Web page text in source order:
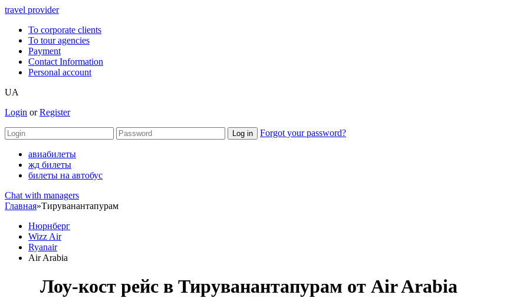
travel provider
To corporate clients
To tour agencies
Payment
Contact Information
Personal account
UA
Login orRegister
Forgot your password?
авиабилеты
жд билеты
билеты на автобус
Chat with managers
Главная»Тируванантапурам
Нюрнберг
Wizz Air
Ryanair
Air Arabia
Лоу-кост рейс в Тируванантапурам от Air Arabia